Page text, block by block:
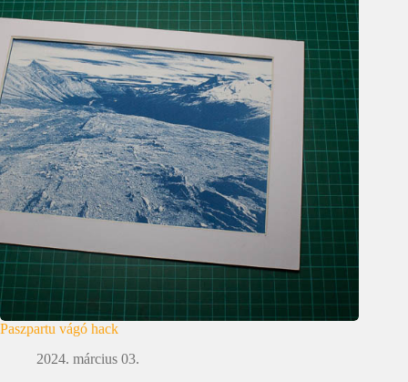
Paszpartu vágó hack
2024. március 03.